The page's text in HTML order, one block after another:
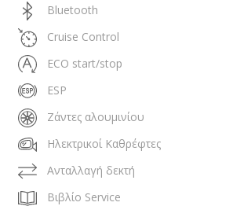
Bluetooth
Cruise Control
ECO start/stop
ESP
Ζάντες αλουμινίου
Ηλεκτρικοί Καθρέφτες
Ανταλλαγή δεκτή
Βιβλίο Service